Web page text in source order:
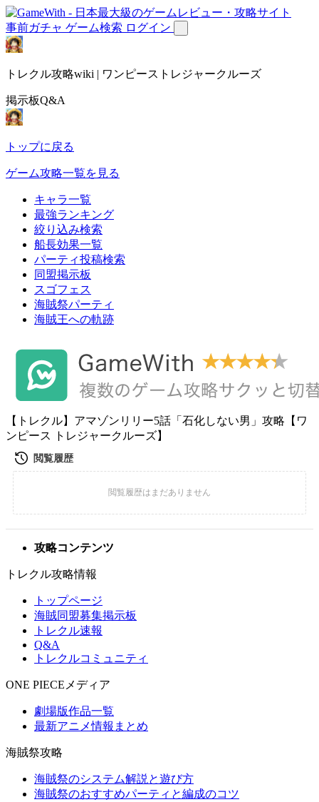
事前ガチャ ゲーム検索 ログイン
トレクル攻略wiki | ワンピーストレジャークルーズ
掲示板Q&A
トップに戻る
ゲーム攻略一覧を見る
キャラ一覧
最強ランキング
絞り込み検索
船長効果一覧
パーティ投稿検索
同盟掲示板
スゴフェス
海賊祭パーティ
海賊王への軌跡
【トレクル】アマゾンリリー5話「石化しない男」攻略【ワ
ンピース トレジャークルーズ】
攻略コンテンツ
トレクル攻略情報
トップページ
海賊同盟募集掲示板
トレクル速報
Q&A
トレクルコミュニティ
ONE PIECEメディア
劇場版作品一覧
最新アニメ情報まとめ
海賊祭攻略
海賊祭のシステム解説と遊び方
海賊祭のおすすめパーティと編成のコツ